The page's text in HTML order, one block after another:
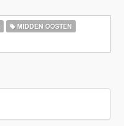
MIDDEN OOSTEN